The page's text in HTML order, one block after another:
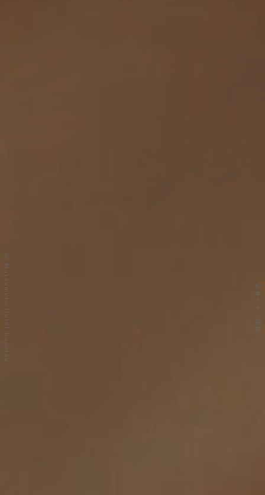
松本ホテル花月
@ Matsumoto Hotel Kagetsu